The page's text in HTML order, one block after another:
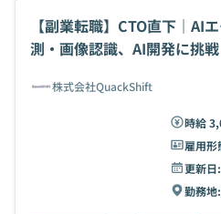
【副業転職】CTO直下｜AI
測・画像認識、AI開発に挑戦
株式会社QuackShift
時給
雇用形
更新日:
勤務地: